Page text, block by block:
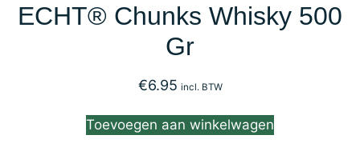
ECHT® Chunks Whisky 500
Gr
€6.95 incl. BTW
Toevoegen aan winkelwagen